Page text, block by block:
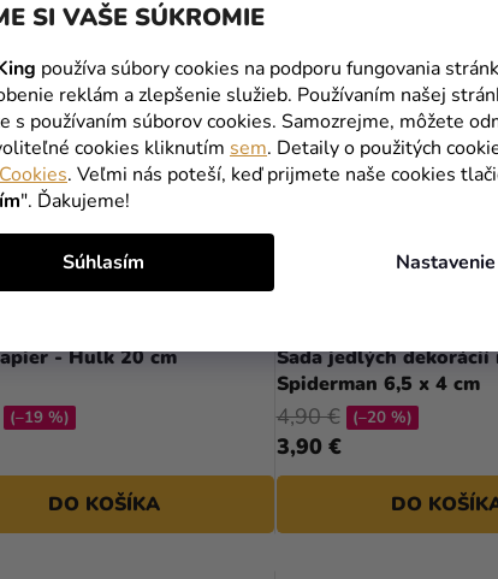
SI VAŠE SÚKROMIE
používa súbory cookies na podporu fungovania
reklám a zlepšenie služieb. Používaním našej
s používaním súborov cookies. Samozrejme, môžete
cookies kliknutím sem. Detaily o použitých
Cookies. Veľmi nás poteší, keď prijmete naše cookies
". Ďakujeme!
Nastavenie
Súhlasím
- Hulk 20 cm
(–19 %)
DO KOŠÍKA
Sada jedlých
Spiderman 6,5 x 4 cm
3,90 €
4,90 € (–20 %)
DO